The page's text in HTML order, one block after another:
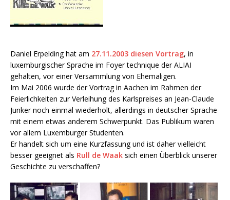
Daniel Erpelding hat am 27.11.2003 diesen Vortrag, in
luxemburgischer Sprache im Foyer technique der ALIAI
gehalten, vor einer Versammlung von Ehemaligen.
Im Mai 2006 wurde der Vortrag in Aachen im Rahmen der
Feierlichkeiten zur Verleihung des Karlspreises an Jean-Claude
Junker noch einmal wiederholt, allerdings in deutscher Sprache
mit einem etwas anderem Schwerpunkt. Das Publikum waren
vor allem Luxemburger Studenten.
Er handelt sich um eine Kurzfassung und ist daher vielleicht
besser geeignet als Rull de Waak sich einen Überblick unserer
Geschichte zu verschaffen?